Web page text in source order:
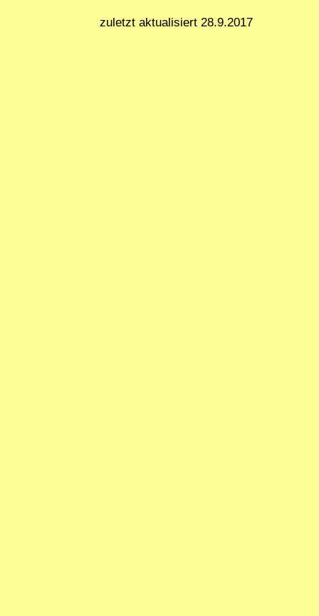
zuletzt aktualisiert 28.9.2017